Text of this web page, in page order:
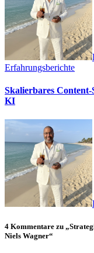
Erfahrungsberichte
Skalierbares Content-
KI
4 Kommentare zu
Niels Wagner“